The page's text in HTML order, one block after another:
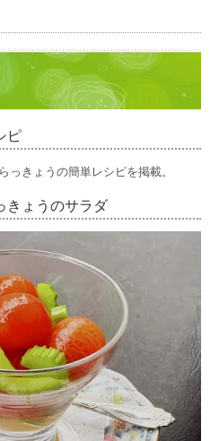
ピ
きょうの簡単レシピを掲載。
きょうのサラダ